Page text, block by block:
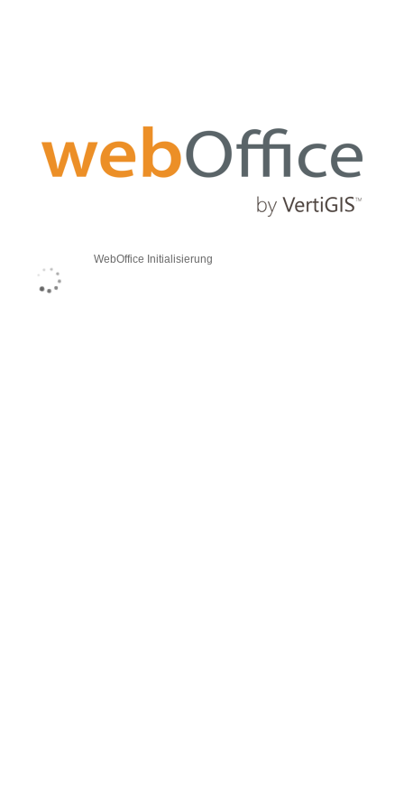
WebOffice Initialisierung